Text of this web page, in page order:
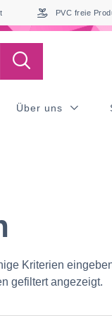
PVC freie
Über uns
Kriterien
gefiltert angezeigt.